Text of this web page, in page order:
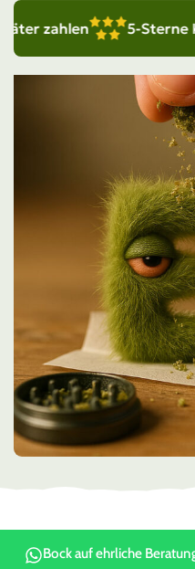
5-Sterne Kundenservice
Bock auf ehrliche